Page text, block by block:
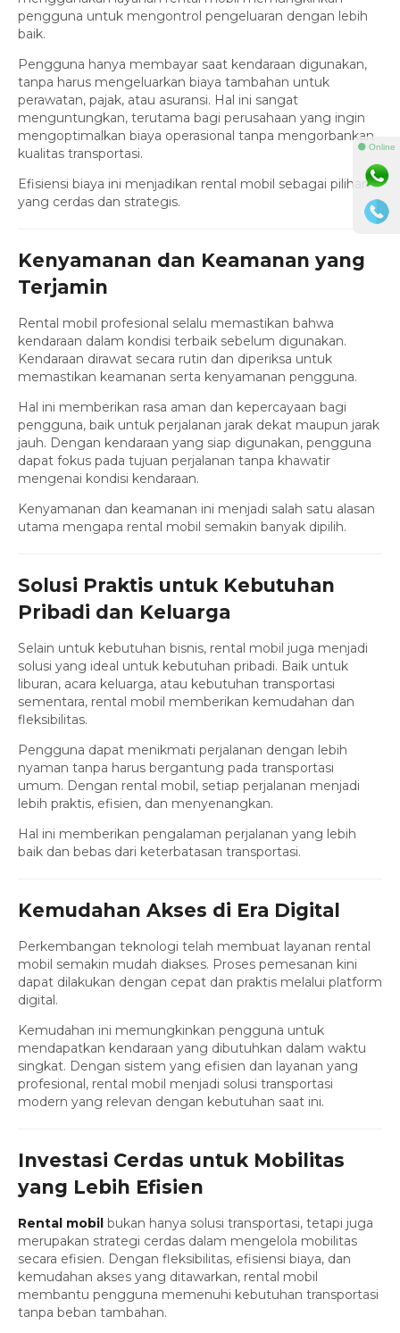
pengguna untuk mengontrol pengeluaran dengan lebih
baik.
Pengguna hanya membayar saat kendaraan digunakan,
tanpa harus mengeluarkan biaya tambahan untuk
perawatan, pajak, atau asuransi. Hal ini sangat
menguntungkan, terutama bagi perusahaan yang ingin
mengoptimalkan biaya operasional tanpa mengorbankan
kualitas transportasi.
Efisiensi biaya ini menjadikan rental mobil sebagai pilihan
yang cerdas dan strategis.
Kenyamanan dan Keamanan yang
Terjamin
Rental mobil profesional selalu memastikan bahwa
kendaraan dalam kondisi terbaik sebelum digunakan.
Kendaraan dirawat secara rutin dan diperiksa untuk
memastikan keamanan serta kenyamanan pengguna.
Hal ini memberikan rasa aman dan kepercayaan bagi
pengguna, baik untuk perjalanan jarak dekat maupun jarak
jauh. Dengan kendaraan yang siap digunakan, pengguna
dapat fokus pada tujuan perjalanan tanpa khawatir
mengenai kondisi kendaraan.
Kenyamanan dan keamanan ini menjadi salah satu alasan
utama mengapa rental mobil semakin banyak dipilih.
Solusi Praktis untuk Kebutuhan
Pribadi dan Keluarga
Selain untuk kebutuhan bisnis, rental mobil juga menjadi
solusi yang ideal untuk kebutuhan pribadi. Baik untuk
liburan, acara keluarga, atau kebutuhan transportasi
sementara, rental mobil memberikan kemudahan dan
fleksibilitas.
Pengguna dapat menikmati perjalanan dengan lebih
nyaman tanpa harus bergantung pada transportasi
umum. Dengan rental mobil, setiap perjalanan menjadi
lebih praktis, efisien, dan menyenangkan.
Hal ini memberikan pengalaman perjalanan yang lebih
baik dan bebas dari keterbatasan transportasi.
Kemudahan Akses di Era Digital
Perkembangan teknologi telah membuat layanan rental
mobil semakin mudah diakses. Proses pemesanan kini
dapat dilakukan dengan cepat dan praktis melalui platform
digital.
Kemudahan ini memungkinkan pengguna untuk
mendapatkan kendaraan yang dibutuhkan dalam waktu
singkat. Dengan sistem yang efisien dan layanan yang
profesional, rental mobil menjadi solusi transportasi
modern yang relevan dengan kebutuhan saat ini.
Investasi Cerdas untuk Mobilitas
yang Lebih Efisien
Rental mobil bukan hanya solusi transportasi, tetapi juga
merupakan strategi cerdas dalam mengelola mobilitas
secara efisien. Dengan fleksibilitas, efisiensi biaya, dan
kemudahan akses yang ditawarkan, rental mobil
membantu pengguna memenuhi kebutuhan transportasi
tanpa beban tambahan.
⚫ Online